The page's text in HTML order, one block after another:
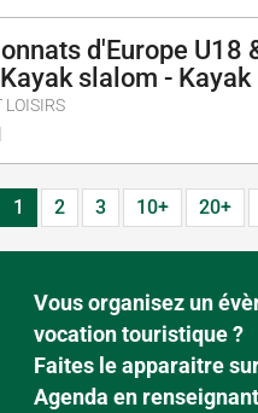
d'Europe U18
slalom - Kayak
LOISIRS
1 2 3 10+ 20+
Vous organisez un
vocation touristique ?
Faites le apparaitre
Agenda en renseignant